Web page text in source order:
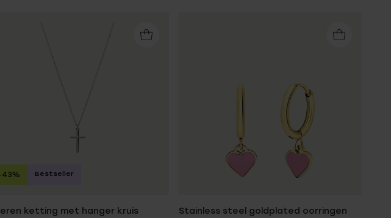
ketting met hanger kruis
43% Bestseller
Stainless steel goldplated oorringen